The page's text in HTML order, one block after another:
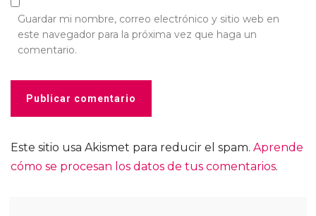
Guardar mi nombre, correo electrónico y sitio web en
este navegador para la próxima vez que haga un
comentario.
Este sitio usa Akismet para reducir el spam. Aprende
cómo se procesan los datos de tus comentarios.